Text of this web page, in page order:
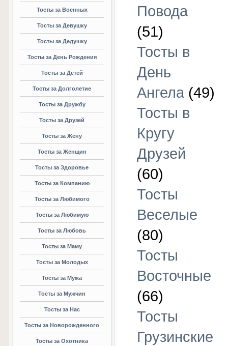
Тосты за Военных
Тосты за Девушку
Тосты за Дедушку
Тосты за День Рождения
Тосты за Детей
Тосты за Долголетие
Тосты за Дружбу
Тосты за Друзей
Тосты за Жену
Тосты за Женщин
Тосты за Здоровье
Тосты за Компанию
Тосты за Любимого
Тосты за Любимую
Тосты за Любовь
Тосты за Маму
Тосты за Молодых
Тосты за Мужа
Тосты за Мужчин
Тосты за Нас
Тосты за Новорожденного
Тосты за Охотника
Повода
(51)
Тосты в
День
Ангела (49)
Тосты в
Кругу
Друзей
(60)
Тосты
Веселые
(80)
Тосты
Восточные
(66)
Тосты
Грузинские